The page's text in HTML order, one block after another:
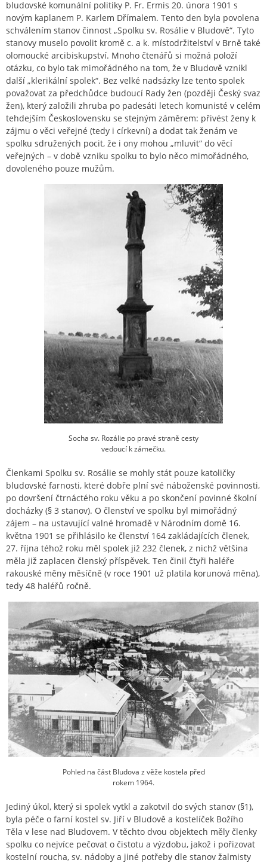
bludovské komunální politiky P. Fr. Ermis 20. února 1901 s
novým kaplanem P. Karlem Dřímalem. Tento den byla povolena
schválením stanov činnost „Spolku sv. Rosálie v Bludově“. Tyto
stanovy muselo povolit kromě c. a k. místodržitelství v Brně také
olomoucké arcibiskupství. Mnoho čtenářů si možná položí
otázku, co bylo tak mimořádného na tom, že v Bludově vznikl
další „klerikální spolek“. Bez velké nadsázky lze tento spolek
považovat za předchůdce budoucí Rady žen (později Český svaz
žen), který založili zhruba po padesáti letech komunisté v celém
tehdejším Československu se stejným záměrem: přivést ženy k
zájmu o věci veřejné (tedy i církevní) a dodat tak ženám ve
spolku sdružených pocit, že i ony mohou „mluvit“ do věcí
veřejných – v době vzniku spolku to bylo něco mimořádného,
dovoleného pouze mužům.
Socha sv. Rozálie po pravé straně cesty
vedoucí k zámečku.
Členkami Spolku sv. Rosálie se mohly stát pouze katoličky
bludovské farnosti, které dobře plní své náboženské povinnosti,
po dovršení čtrnáctého roku věku a po skončení povinné školní
docházky (§ 3 stanov). O členství ve spolku byl mimořádný
zájem – na ustavující valné hromadě v Národním domě 16.
května 1901 se přihlásilo ke členství 164 zakládajících členek,
27. října téhož roku měl spolek již 232 členek, z nichž většina
měla již zaplacen členský příspěvek. Ten činil čtyři haléře
rakouské měny měsíčně (v roce 1901 už platila korunová měna),
tedy 48 haléřů ročně.
Pohled na část Bludova z věže kostela před
rokem 1964.
Jediný úkol, který si spolek vytkl a zakotvil do svých stanov (§1),
byla péče o farní kostel sv. Jiří v Bludově a kostelíček Božího
Těla v lese nad Bludovem. V těchto dvou objektech měly členky
spolku co nejvíce pečovat o čistotu a výzdobu, jakož i pořizovat
kostelní roucha, sv. nádoby a jiné potřeby dle stanov žalmisty